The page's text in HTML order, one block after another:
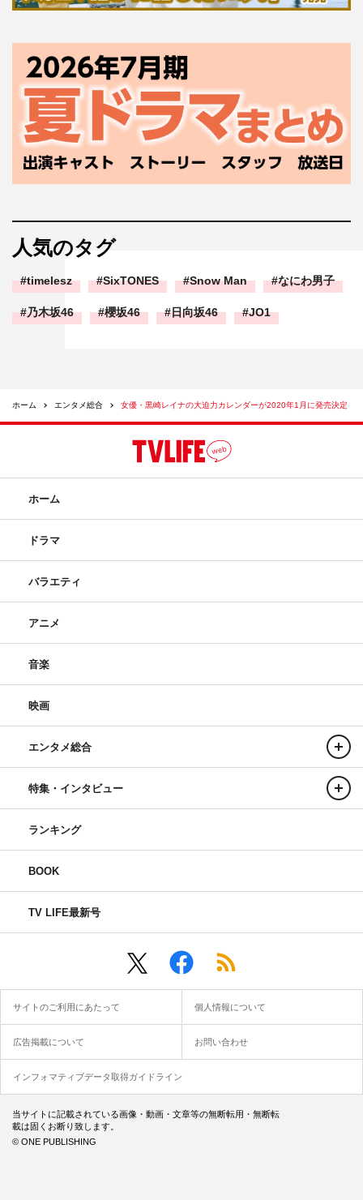
人気のタグ
timelesz SixTONES Snow Man なにわ男子
乃木坂46 櫻坂46 日向坂46 JO1
ホーム エンタメ総合 女優・黒崎レイナの大迫力カレンダーが2020年1月に発売決定
ホーム
ドラマ
バラエティ
アニメ
音楽
映画
エンタメ総合
特集・インタビュー
ランキング
BOOK
TV LIFE最新号
サイトのご利用にあたって 個人情報について
広告掲載について お問い合わせ
インフォマティブデータ取得ガイドライン
当サイトに記載されている画像・動画・文章等の無断転用・無断転
載は固くお断り致します。
© ONE PUBLISHING